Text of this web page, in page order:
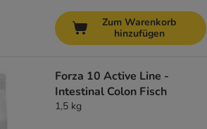
Zum Warenkorb
hinzufügen
Forza 10 Active Line -
Intestinal Colon Fisch
1,5 kg